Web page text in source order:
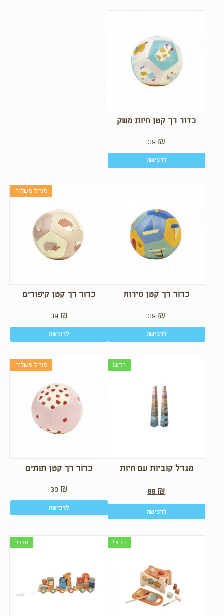
כדור רך קטן חיות משק
39 ₪
לרכישה
מוזיל משלוח
כדור רך קטן קיפודים
39 ₪
לרכישה
כדור רך קטן סירות
39 ₪
לרכישה
מוזיל משלוח
כדור רך קטן תותים
39 ₪
לרכישה
חדש!
מגדל קוביות עם חיות
99 ₪
לרכישה
חדש! חדש!